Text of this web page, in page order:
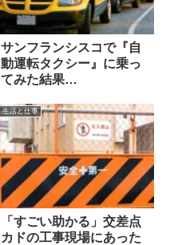
サンフランシスコで『自
動運転タクシー』に乗っ
てみた結果…
生活と仕事
「すごい助かる」交差点
カドの工事現場にあった